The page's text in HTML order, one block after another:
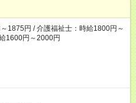
1875円 / 介護福祉士：時給1800円～
1600円～2000円